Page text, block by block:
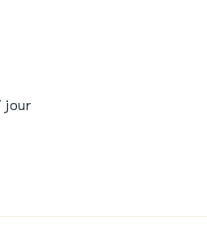
jour